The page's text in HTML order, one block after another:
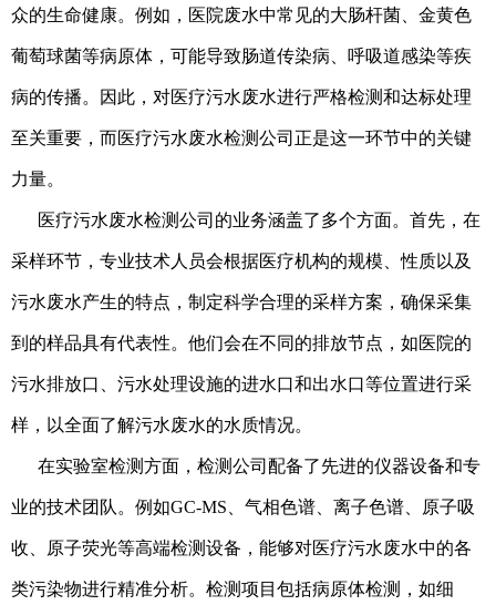
众的生命健康。例如，医院废水中常见的大肠杆菌、金黄色
葡萄球菌等病原体，可能导致肠道传染病、呼吸道感染等疾
病的传播。因此，对医疗污水废水进行严格检测和达标处理
至关重要，而医疗污水废水检测公司正是这一环节中的关键
力量。
医疗污水废水检测公司的业务涵盖了多个方面。首先，在
采样环节，专业技术人员会根据医疗机构的规模、性质以及
污水废水产生的特点，制定科学合理的采样方案，确保采集
到的样品具有代表性。他们会在不同的排放节点，如医院的
污水排放口、污水处理设施的进水口和出水口等位置进行采
样，以全面了解污水废水的水质情况。
在实验室检测方面，检测公司配备了先进的仪器设备和专
业的技术团队。例如GC-MS、气相色谱、离子色谱、原子吸
收、原子荧光等高端检测设备，能够对医疗污水废水中的各
类污染物进行精准分析。检测项目包括病原体检测，如细